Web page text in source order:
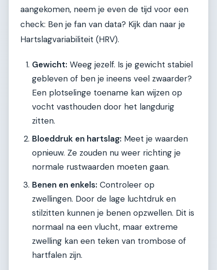
aangekomen, neem je even de tijd voor een
check: Ben je fan van data? Kijk dan naar je
Hartslagvariabiliteit (HRV).
Gewicht: Weeg jezelf. Is je gewicht stabiel
gebleven of ben je ineens veel zwaarder?
Een plotselinge toename kan wijzen op
vocht vasthouden door het langdurig
zitten.
Bloeddruk en hartslag: Meet je waarden
opnieuw. Ze zouden nu weer richting je
normale rustwaarden moeten gaan.
Benen en enkels: Controleer op
zwellingen. Door de lage luchtdruk en
stilzitten kunnen je benen opzwellen. Dit is
normaal na een vlucht, maar extreme
zwelling kan een teken van trombose of
hartfalen zijn.